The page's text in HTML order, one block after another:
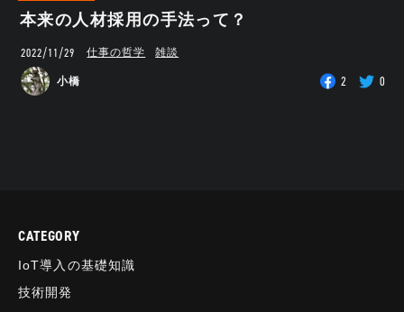
本来の人材採用の手法って？
2022/11/29 仕事の哲学 雑談
小橋 2 0
CATEGORY
IoT導入の基礎知識
技術開発